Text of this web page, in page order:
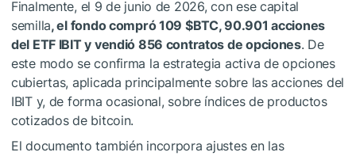
Finalmente, el 9 de junio de 2026, con ese capital
semilla, el fondo compró 109 $BTC, 90.901 acciones
del ETF IBIT y vendió 856 contratos de opciones. De
este modo se confirma la estrategia activa de opciones
cubiertas, aplicada principalmente sobre las acciones del
IBIT y, de forma ocasional, sobre índices de productos
cotizados de bitcoin.
El documento también incorpora ajustes en las